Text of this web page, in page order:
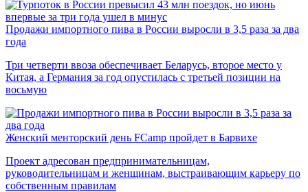
Продажи импортного пива в России выросли в 3,5 раза за два
года
Три четверти ввоза обеспечивает Беларусь, второе место у
Китая, а Германия за год опустилась с третьей позиции на
восьмую
Женский менторский день FCamp пройдет в Барвихе
Проект адресован предпринимательницам,
руководительницам и женщинам, выстраивающим карьеру по
собственным правилам